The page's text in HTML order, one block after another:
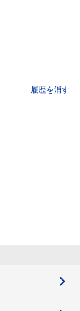
履歴を消す